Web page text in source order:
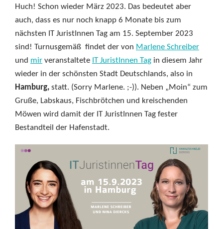
Huch! Schon wieder März 2023. Das bedeutet aber
auch, dass es nur noch knapp 6 Monate bis zum
nächsten IT JuristInnen Tag am 15. September 2023
sind! Turnusgemäß findet der von Marlene Schreiber
und mir veranstaltete IT JuristInnen Tag in diesem Jahr
wieder in der schönsten Stadt Deutschlands, also in
Hamburg, statt. (Sorry Marlene. ;-)). Neben „Moin“ zum
Gruße, Labskaus, Fischbrötchen und kreischenden
Möwen wird damit der IT JuristInnen Tag fester
Bestandteil der Hafenstadt.